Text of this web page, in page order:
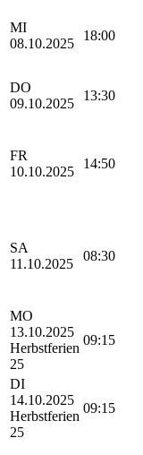
MI
08.10.2025
18:00
DO
09.10.2025
13:30
FR
10.10.2025
14:50
SA
11.10.2025
08:30
MO
13.10.2025
Herbstferien
25
09:15
DI
14.10.2025
Herbstferien
25
09:15